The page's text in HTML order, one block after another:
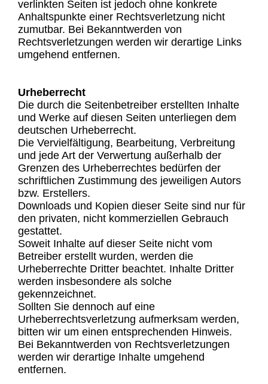
verlinkten Seiten ist jedoch ohne konkrete
Anhaltspunkte einer Rechtsverletzung nicht
zumutbar. Bei Bekanntwerden von
Rechtsverletzungen werden wir derartige Links
umgehend entfernen.
Urheberrecht
Die durch die Seitenbetreiber erstellten Inhalte
und Werke auf diesen Seiten unterliegen dem
deutschen Urheberrecht.
Die Vervielfältigung, Bearbeitung, Verbreitung
und jede Art der Verwertung außerhalb der
Grenzen des Urheberrechtes bedürfen der
schriftlichen Zustimmung des jeweiligen Autors
bzw. Erstellers.
Downloads und Kopien dieser Seite sind nur für
den privaten, nicht kommerziellen Gebrauch
gestattet.
Soweit Inhalte auf dieser Seite nicht vom
Betreiber erstellt wurden, werden die
Urheberrechte Dritter beachtet. Inhalte Dritter
werden insbesondere als solche
gekennzeichnet.
Sollten Sie dennoch auf eine
Urheberrechtsverletzung aufmerksam werden,
bitten wir um einen entsprechenden Hinweis.
Bei Bekanntwerden von Rechtsverletzungen
werden wir derartige Inhalte umgehend
entfernen.